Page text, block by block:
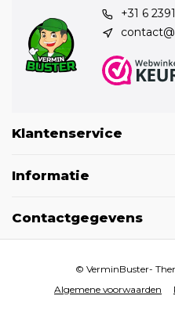
+31 6
Klantenservice
Informatie
Contactgegevens
Algemene voorwaarden
© VerminBuster-